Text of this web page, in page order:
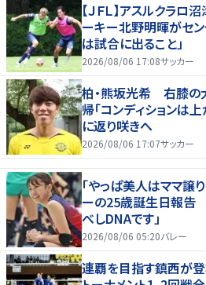
【ＪＦＬ】アスルクラ
ーキー北野明暉がセン
は試合に出ること」
2026/08/06 17:08サッカー
柏・熊坂光希 右膝の
帰「コンディションは
に返り咲きへ
2026/08/06 17:07サッカー
「やっぱ美人はママ譲
ーの25歳誕生日報告
べしDNAです」
2026/08/06 05:20バレー
連覇を目指す鎮西が